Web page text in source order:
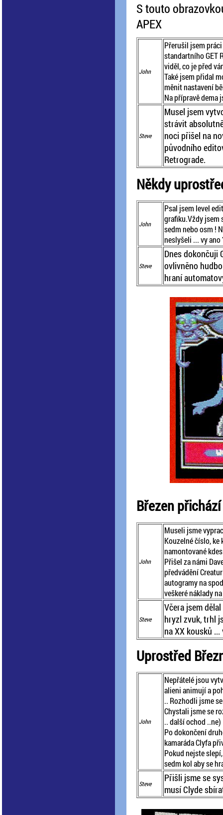
S touto
APEX
John
Přerušil jsem
standartního GET
viděl, co je před
Také jsem přidal
měnit nastavení
Na přípravě dema
Steve
Musel jsem
strávit
noci přišel na
původního
Retrograde.
Někdy
John
Psal jsem level
grafiku.Vždy jsem
sedm nebo osm !
neslyšeli ... vy ano
Steve
Dnes dokončuji
ovlivněno
hraní
Březen přichází
John
Museli jsme
Kouzelné číslo,
namontované
Přišel za námi
předvádění
autogramy na
veškeré náklady
Steve
Včera jsem
hryzl zvuk, trhl
na XX kousků
Uprostřed
John
Nepřátelé jsou
alieni animují a
.. Rozhodli jsme
Chystali jsme se
.. další ochod ..ne)
Po dokončení
kamaráda Clyfa
Pokud nejste
sedm kol aby se
Steve
Přišli jsme se
musí Clyde